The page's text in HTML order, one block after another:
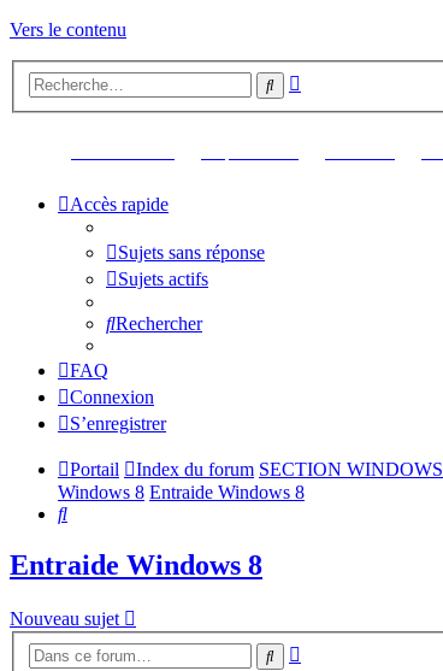
Vers le contenu
Rechercher
Accès rapide
Sujets sans réponse
Sujets actifs
Rechercher
FAQ
Connexion
S’enregistrer
Portail Index du forum SECTION WINDOWS
Windows 8 Entraide Windows 8
Rechercher
Entraide Windows 8
Nouveau sujet
Rechercher